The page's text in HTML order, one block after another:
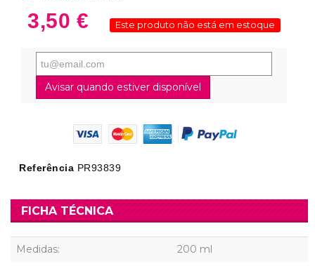
3,50 € Este produto não está em estoque
Avisar quando estiver disponível
Referência PR93839
FICHA TÉCNICA
Medidas: 200 ml